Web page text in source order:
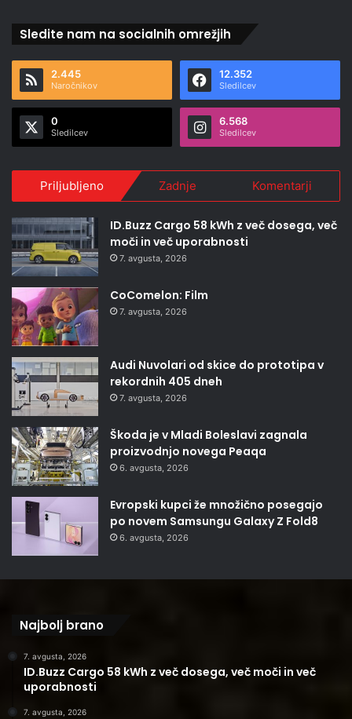
Sledite nam na socialnih omrežjih
2.445
Naročnikov
12.352
Sledilcev
0
Sledilcev
6.568
Sledilcev
Priljubljeno Zadnje Komentarji
ID.Buzz Cargo 58 kWh z več dosega, več
moči in več uporabnosti
7. avgusta, 2026
CoComelon: Film
7. avgusta, 2026
Audi Nuvolari od skice do prototipa v
rekordnih 405 dneh
7. avgusta, 2026
Škoda je v Mladi Boleslavi zagnala
proizvodnjo novega Peaqa
6. avgusta, 2026
Evropski kupci že množično posegajo
po novem Samsungu Galaxy Z Fold8
6. avgusta, 2026
Najbolj brano
7. avgusta, 2026
ID.Buzz Cargo 58 kWh z več dosega, več moči in več
uporabnosti
7. avgusta, 2026